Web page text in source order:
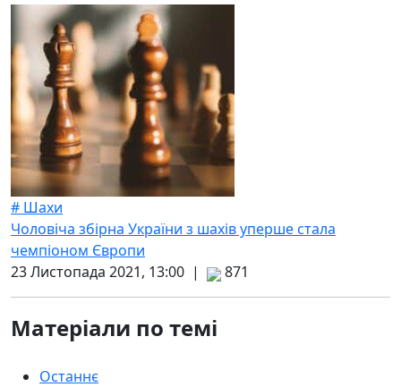
# Шахи
Чоловіча збірна України з шахів уперше стала
чемпіоном Європи
23 Листопада 2021, 13:00 |
871
Матеріали по темі
Останнє